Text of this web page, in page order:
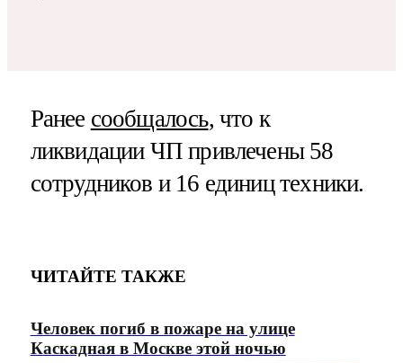
Ранее сообщалось, что к
ликвидации ЧП привлечены 58
сотрудников и 16 единиц техники.
ЧИТАЙТЕ ТАКЖЕ
Человек погиб в пожаре на улице
Каскадная в Москве этой ночью